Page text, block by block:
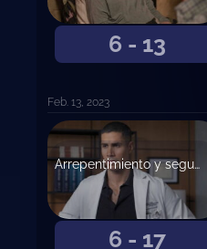
6 - 13
Feb. 13, 2023
6 - 17
Arrepentimiento y segunda oportunidad.